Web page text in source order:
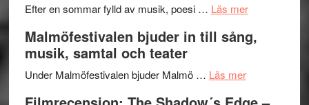
genrens
terräng
Efter en sommar fylld av musik, poesi … Läs merom
Endre,
Malmöfestivalen bjuder in till sång,
musik, samtal och teater
Under Malmöfestivalen bjuder Malmö … Läs merom